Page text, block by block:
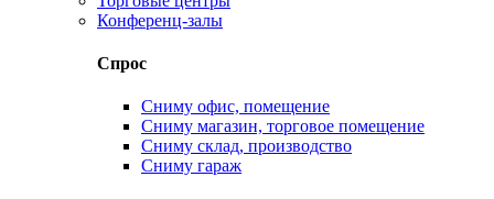
Конференц-залы
Спрос
Сниму офис, помещение
Сниму магазин, торговое помещение
Сниму склад, производство
Сниму гараж